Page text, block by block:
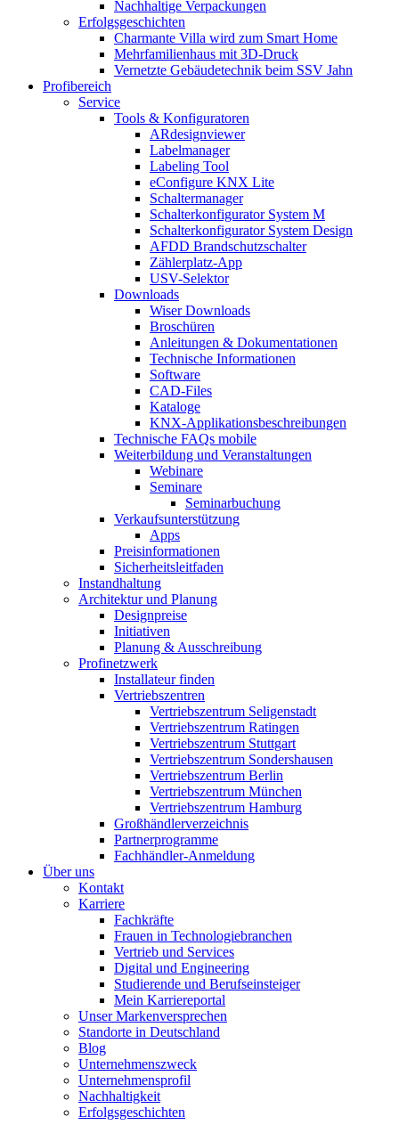
Nachhaltige Verpackungen
Erfolgsgeschichten
Charmante Villa wird zum Smart Home
Mehrfamilienhaus mit 3D-Druck
Vernetzte Gebäudetechnik beim SSV Jahn
Profibereich
Service
Tools & Konfiguratoren
ARdesignviewer
Labelmanager
Labeling Tool
eConfigure KNX Lite
Schaltermanager
Schalterkonfigurator System M
Schalterkonfigurator System Design
AFDD Brandschutzschalter
Zählerplatz-App
USV-Selektor
Downloads
Wiser Downloads
Broschüren
Anleitungen & Dokumentationen
Technische Informationen
Software
CAD-Files
Kataloge
KNX-Applikationsbeschreibungen
Technische FAQs mobile
Weiterbildung und Veranstaltungen
Webinare
Seminare
Seminarbuchung
Verkaufsunterstützung
Apps
Preisinformationen
Sicherheitsleitfaden
Instandhaltung
Architektur und Planung
Designpreise
Initiativen
Planung & Ausschreibung
Profinetzwerk
Installateur finden
Vertriebszentren
Vertriebszentrum Seligenstadt
Vertriebszentrum Ratingen
Vertriebszentrum Stuttgart
Vertriebszentrum Sondershausen
Vertriebszentrum Berlin
Vertriebszentrum München
Vertriebszentrum Hamburg
Großhändlerverzeichnis
Partnerprogramme
Fachhändler-Anmeldung
Über uns
Kontakt
Karriere
Fachkräfte
Frauen in Technologiebranchen
Vertrieb und Services
Digital und Engineering
Studierende und Berufseinsteiger
Mein Karriereportal
Unser Markenversprechen
Standorte in Deutschland
Blog
Unternehmenszweck
Unternehmensprofil
Nachhaltigkeit
Erfolgsgeschichten